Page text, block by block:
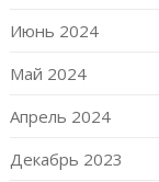
Июнь 2024
Май 2024
Апрель 2024
Декабрь 2023